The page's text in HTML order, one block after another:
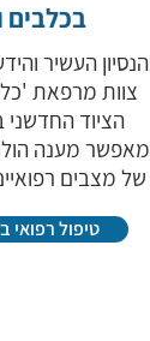
בכלבים
הנסיון העשיר
צוות מרפאת
הציוד החדשני
מאפשר מענה הולם
של מצבים
טיפול רפואי